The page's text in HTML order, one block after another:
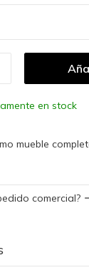
en stock
mueble
comercial?